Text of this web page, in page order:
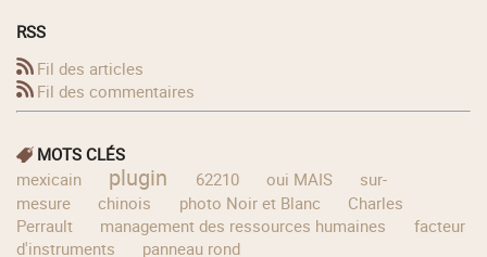
RSS
Fil des articles
Fil des commentaires
MOTS CLÉS
mexicain
plugin 62210 oui MAIS
sur-
mesure
chinois photo Noir et Blanc
Charles
Perrault
management des ressources humaines
facteur
d'instruments
panneau rond